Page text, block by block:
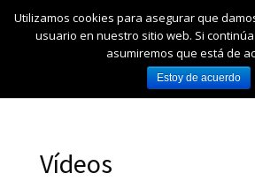
Vídeos
Utilizamos cookies para asegurar que
usuario en nuestro sitio web. Si
asumiremos que está de
Estoy de acuerdo